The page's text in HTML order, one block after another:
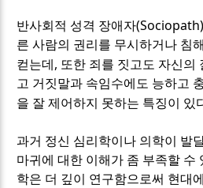
반사회적 성격 장애자(Sociopath)
른 사람의 권리를 무시하거나 침
컫는데 , 또한 죄를 짓고도 자신의
고 거짓말과 속임수에도 능하고
을 잘 제어하지 못하는 특징이 있
과거 정신 심리학이나 의학이 발
마귀에 대한 이해가 좀 부족할 수
학은 더 깊이 연구함으로써 현대